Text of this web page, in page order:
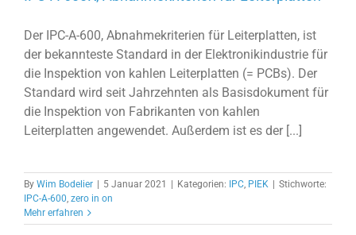
Der IPC-A-600, Abnahmekriterien für Leiterplatten, ist
der bekannteste Standard in der Elektronikindustrie für
die Inspektion von kahlen Leiterplatten (= PCBs). Der
Standard wird seit Jahrzehnten als Basisdokument für
die Inspektion von Fabrikanten von kahlen
Leiterplatten angewendet. Außerdem ist es der [...]
By Wim Bodelier 5 Januar 2021 Kategorien: IPC, PIEK
Stichworte:
IPC-A-600, zero in on
Mehr erfahren